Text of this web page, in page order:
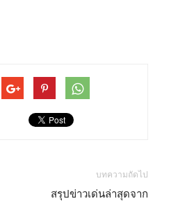
บทความถัดไป
สรุปข่าวเด่นล่าสุดจาก